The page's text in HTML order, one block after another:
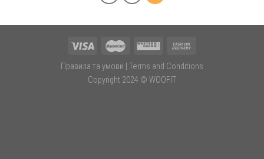
Правила та умови Terms and Conditions
Copyright 2024 © WOOFIT